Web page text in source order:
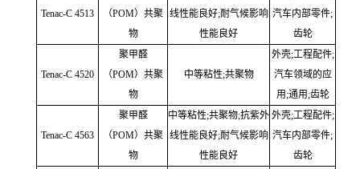
Tenac-C 4513
（POM）共聚
物
线性能良好;耐气候影响
性能良好
汽车内部零件;
齿轮
Tenac-C 4520
聚甲醛
（POM）共聚
物
中等粘性;共聚物
外壳;工程配件;
汽车领域的应
用;通用;齿轮
Tenac-C 4563
聚甲醛
（POM）共聚
物
中等粘性;共聚物;抗紫外
线性能良好;耐气候影响
性能良好
外壳;工程配件;
汽车内部零件;
齿轮